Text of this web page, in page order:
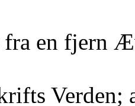
en fjern